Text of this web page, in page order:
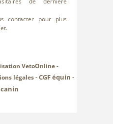
contacter pour plus
VetoOnline -
légales-CGF équin -
canin